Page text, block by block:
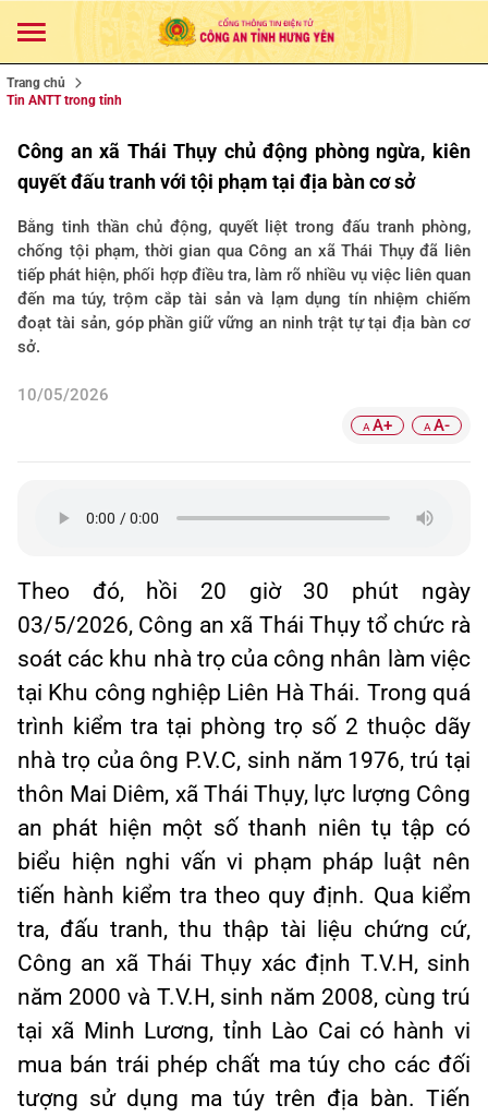
Trang chủ
Tin ANTT trong tỉnh
Công an xã Thái Thụy chủ động phòng ngừa, kiên
quyết đấu tranh với tội phạm tại địa bàn cơ sở
Bằng tinh thần chủ động, quyết liệt trong đấu tranh phòng,
chống tội phạm, thời gian qua Công an xã Thái Thụy đã liên
tiếp phát hiện, phối hợp điều tra, làm rõ nhiều vụ việc liên quan
đến ma túy, trộm cắp tài sản và lạm dụng tín nhiệm chiếm
đoạt tài sản, góp phần giữ vững an ninh trật tự tại địa bàn cơ
sở.
10/05/2026
A A+ A A-
Theo đó, hồi 20 giờ 30 phút ngày
03/5/2026, Công an xã Thái Thụy tổ chức rà
soát các khu nhà trọ của công nhân làm việc
tại Khu công nghiệp Liên Hà Thái. Trong quá
trình kiểm tra tại phòng trọ số 2 thuộc dãy
nhà trọ của ông P.V.C, sinh năm 1976, trú tại
thôn Mai Diêm, xã Thái Thụy, lực lượng Công
an phát hiện một số thanh niên tụ tập có
biểu hiện nghi vấn vi phạm pháp luật nên
tiến hành kiểm tra theo quy định. Qua kiểm
tra, đấu tranh, thu thập tài liệu chứng cứ,
Công an xã Thái Thụy xác định T.V.H, sinh
năm 2000 và T.V.H, sinh năm 2008, cùng trú
tại xã Minh Lương, tỉnh Lào Cai có hành vi
mua bán trái phép chất ma túy cho các đối
tượng sử dụng ma túy trên địa bàn. Tiến